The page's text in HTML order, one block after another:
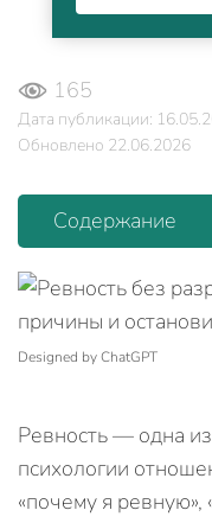
165
Дата публикации:
Обновлено 22.06.2026
Содержание
Designed by ChatGPT
Ревность — одна
психологии
«почему я ревную»,